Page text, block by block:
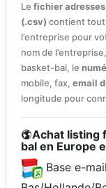
Le fichier
(.csv) contient
l’entreprise pour
nom de
basket-bal, le
mobile, fax, email
longitude pour
Achat listing
bal en Europe
Base e-